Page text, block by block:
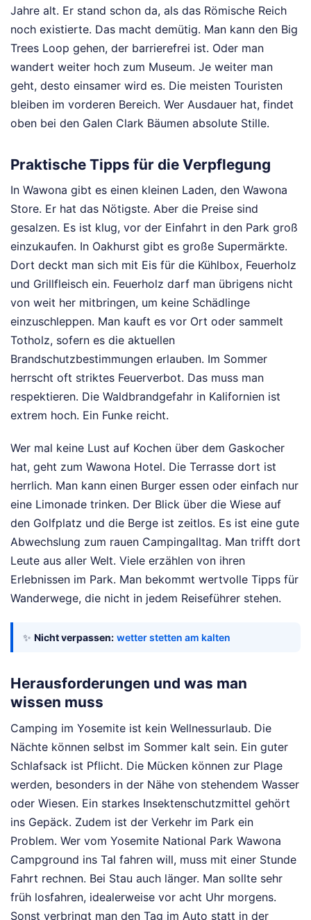
Jahre alt. Er stand schon da, als das Römische Reich
noch existierte. Das macht demütig. Man kann den Big
Trees Loop gehen, der barrierefrei ist. Oder man
wandert weiter hoch zum Museum. Je weiter man
geht, desto einsamer wird es. Die meisten Touristen
bleiben im vorderen Bereich. Wer Ausdauer hat, findet
oben bei den Galen Clark Bäumen absolute Stille.
Praktische Tipps für die Verpflegung
In Wawona gibt es einen kleinen Laden, den Wawona
Store. Er hat das Nötigste. Aber die Preise sind
gesalzen. Es ist klug, vor der Einfahrt in den Park groß
einzukaufen. In Oakhurst gibt es große Supermärkte.
Dort deckt man sich mit Eis für die Kühlbox, Feuerholz
und Grillfleisch ein. Feuerholz darf man übrigens nicht
von weit her mitbringen, um keine Schädlinge
einzuschleppen. Man kauft es vor Ort oder sammelt
Totholz, sofern es die aktuellen
Brandschutzbestimmungen erlauben. Im Sommer
herrscht oft striktes Feuerverbot. Das muss man
respektieren. Die Waldbrandgefahr in Kalifornien ist
extrem hoch. Ein Funke reicht.
Wer mal keine Lust auf Kochen über dem Gaskocher
hat, geht zum Wawona Hotel. Die Terrasse dort ist
herrlich. Man kann einen Burger essen oder einfach nur
eine Limonade trinken. Der Blick über die Wiese auf
den Golfplatz und die Berge ist zeitlos. Es ist eine gute
Abwechslung zum rauen Campingalltag. Man trifft dort
Leute aus aller Welt. Viele erzählen von ihren
Erlebnissen im Park. Man bekommt wertvolle Tipps für
Wanderwege, die nicht in jedem Reiseführer stehen.
✨ Nicht verpassen: wetter stetten am kalten
Herausforderungen und was man
wissen muss
Camping im Yosemite ist kein Wellnessurlaub. Die
Nächte können selbst im Sommer kalt sein. Ein guter
Schlafsack ist Pflicht. Die Mücken können zur Plage
werden, besonders in der Nähe von stehendem Wasser
oder Wiesen. Ein starkes Insektenschutzmittel gehört
ins Gepäck. Zudem ist der Verkehr im Park ein
Problem. Wer vom Yosemite National Park Wawona
Campground ins Tal fahren will, muss mit einer Stunde
Fahrt rechnen. Bei Stau auch länger. Man sollte sehr
früh losfahren, idealerweise vor acht Uhr morgens.
Sonst verbringt man den Tag im Auto statt in der